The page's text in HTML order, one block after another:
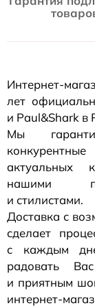
Интернет-
лет
и Paul&Shark в
Мы
актуальных
нашими
и стилистами.
Доставка с
сделает
с каждым
радовать
и приятным
интернет-